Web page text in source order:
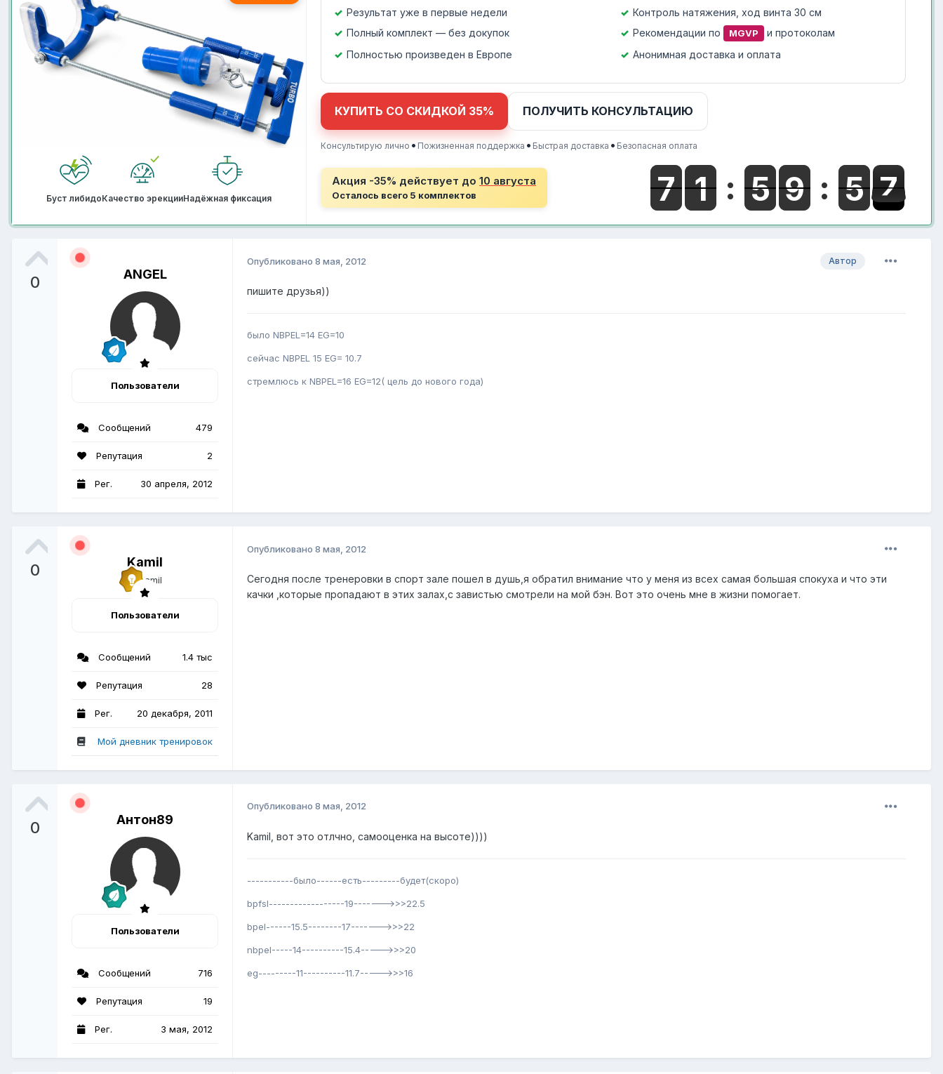
Буст либидоКачество эрекцииНадёжная фиксация
Результат уже в первые недели
Контроль натяжения, ход винта 30 см
Полный комплект — без докупок
Рекомендации по MGVP
и протоколам
Полностью произведен в Европе
Анонимная доставка и оплата
КУПИТЬ СО СКИДКОЙ 35% ПОЛУЧИТЬ КОНСУЛЬТАЦИЮ
Консультирую лично • Пожизненная поддержка • Быстрая доставка • Безопасная оплата
Акция -35% действует до 10 августа
Осталось всего 5 комплектов
0 ANGEL
Пользователи
Сообщений 479
Репутация 2
Рег. 30 апреля, 2012
Автор
Опубликовано 8 мая, 2012
пишите друзья))
было NBPEL=14 EG=10
сейчас NBPEL 15 EG= 10.7
стремлюсь к NBPEL=16 EG=12( цель до нового года)
0 Kamil
Пользователи
Сообщений 1.4 тыс
Репутация 28
Рег. 20 декабря, 2011
Мой дневник тренировок
Опубликовано 8 мая, 2012
Сегодня после тренеровки в спорт зале пошел в душь,я обратил внимание что у меня из всех самая большая спокуха и что эти
качки ,которые пропадают в этих залах,с завистью смотрели на мой бэн. Вот это очень мне в жизни помогает.
0 Антон89
Пользователи
Сообщений 716
Репутация 19
Рег. 3 мая, 2012
Опубликовано 8 мая, 2012
Kamil, вот это отлчно, самооценка на высоте))))
-----------было------есть---------будет(скоро)
bpfsl------------------19------->>>22.5
bpel------15.5--------17------->>>22
nbpel-----14----------15.4----->>>20
eg---------11----------11.7----->>>16